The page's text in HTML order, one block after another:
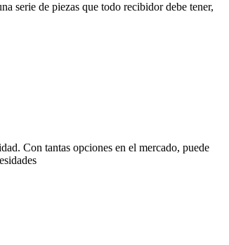
serie de piezas que todo recibidor debe tener,
Con tantas opciones en el mercado, puede